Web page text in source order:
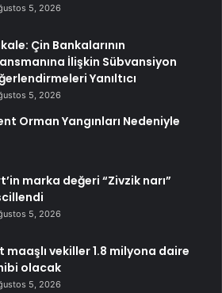
5, 2026
Çin Bankalarının
İlişkin Sübvansiyon
Yanıltıcı
5, 2026
Orman Yangınları Nedeniyle
marka değeri “Zivzik narı”
5, 2026
maaşlı vekiller 1.8 milyona daire
olacak
5, 2026